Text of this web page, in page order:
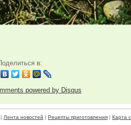
в:
powered by Disqus
| Лента новостей | Рецепты приготовления | Карта